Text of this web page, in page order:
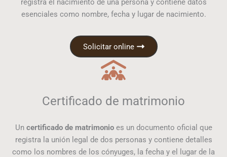
registra el nacimiento de una persona y contiene datos
esenciales como nombre, fecha y lugar de nacimiento.
Solicitar online
Certificado de matrimonio
Un certificado de matrimonioes un documento oficial que
registra la unión legal de dos personas y contiene detalles
como los nombres de los cónyuges, la fecha y el lugar de la